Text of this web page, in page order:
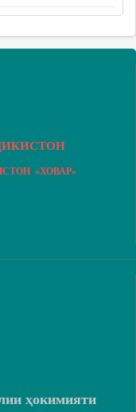
«ХОВАР»
ҳокимияти